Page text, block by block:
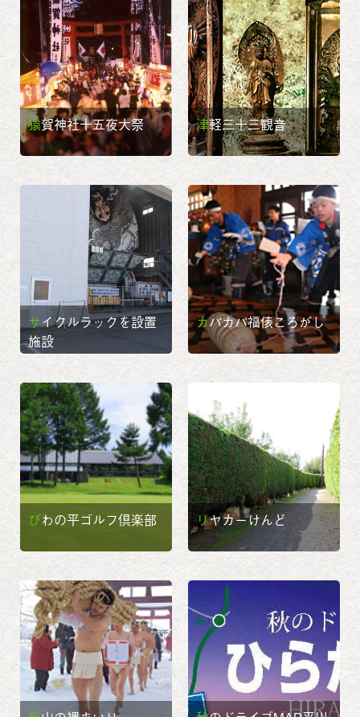
猿賀神社十五夜大祭 津軽三十三観音
サイクルラックを設置
施設
カパカパ福俵ころがし
びわの平ゴルフ倶楽部 リヤカーけんど